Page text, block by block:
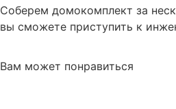
Соберем домокомплект за
вы сможете приступить к
Вам может понравиться